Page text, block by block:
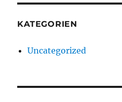
KATEGORIEN
Uncategorized